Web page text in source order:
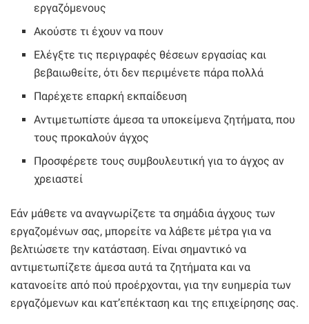
εργαζόμενους
Ακούστε τι έχουν να πουν
Ελέγξτε τις περιγραφές θέσεων εργασίας και
βεβαιωθείτε, ότι δεν περιμένετε πάρα πολλά
Παρέχετε επαρκή εκπαίδευση
Αντιμετωπίστε άμεσα τα υποκείμενα ζητήματα, που
τους προκαλούν άγχος
Προσφέρετε τους συμβουλευτική για το άγχος αν
χρειαστεί
Εάν μάθετε να αναγνωρίζετε τα σημάδια άγχους των
εργαζομένων σας, μπορείτε να λάβετε μέτρα για να
βελτιώσετε την κατάσταση. Είναι σημαντικό να
αντιμετωπίζετε άμεσα αυτά τα ζητήματα και να
κατανοείτε από πού προέρχονται, για την ευημερία των
εργαζόμενων και κατ’επέκταση και της επιχείρησης σας.